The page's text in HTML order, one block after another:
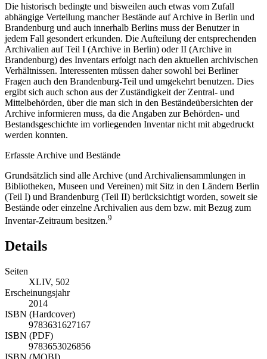
Die historisch bedingte und bisweilen auch etwas vom Zufall
abhängige Verteilung mancher Bestände auf Archive in Berlin und
Brandenburg und auch innerhalb Berlins muss der Benutzer in
jedem Fall gesondert erkunden. Die Aufteilung der entsprechenden
Archivalien auf Teil I (Archive in Berlin) oder II (Archive in
Brandenburg) des Inventars erfolgt nach den aktuellen archivischen
Verhältnissen. Interessenten müssen daher sowohl bei Berliner
Fragen auch den Brandenburg-Teil und umgekehrt benutzen. Dies
ergibt sich auch schon aus der Zuständigkeit der Zentral- und
Mittelbehörden, über die man sich in den Beständeübersichten der
Archive informieren muss, da die Angaben zur Behörden- und
Bestandsgeschichte im vorliegenden Inventar nicht mit abgedruckt
werden konnten.
Erfasste Archive und Bestände
Grundsätzlich sind alle Archive (und Archivaliensammlungen in
Bibliotheken, Museen und Vereinen) mit Sitz in den Ländern Berlin
(Teil I) und Brandenburg (Teil II) berücksichtigt worden, soweit sie
Bestände oder einzelne Archivalien aus dem bzw. mit Bezug zum
Inventar-Zeitraum besitzen.9
Details
Seiten
XLIV, 502
Erscheinungsjahr
2014
ISBN (Hardcover)
9783631627167
ISBN (PDF)
9783653026856
ISBN (MOBI)